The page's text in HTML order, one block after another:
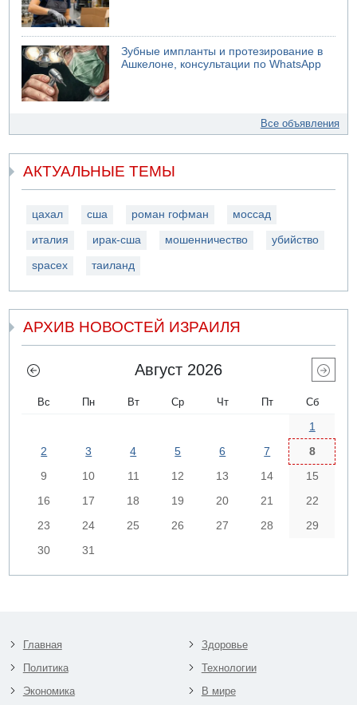
Зубные импланты и протезирование в
Ашкелоне, консультации по WhatsApp
Все объявления
АКТУАЛЬНЫЕ ТЕМЫ
цахал сша роман гофман моссад
италия ирак-сша мошенничество убийство
spacex таиланд
АРХИВ НОВОСТЕЙ ИЗРАИЛЯ
Август 2026
Вс Пн Вт Ср Чт Пт Сб
1
2
3 4 5 6 7
8
9
10 11 12 13 14
15
16
17 18 19 20 21
22
23
24 25 26 27 28
29
30
31
Главная
Политика
Экономика
Здоровье
Технологии
В мире